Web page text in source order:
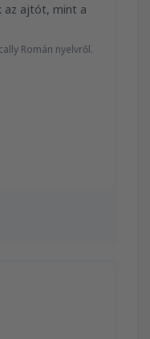
az ajtót, mint a
Román nyelvről.